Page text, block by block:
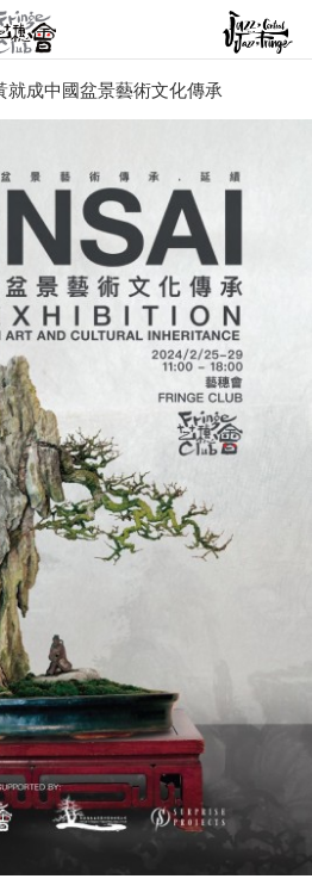
就成中國盆景藝術文化傳承